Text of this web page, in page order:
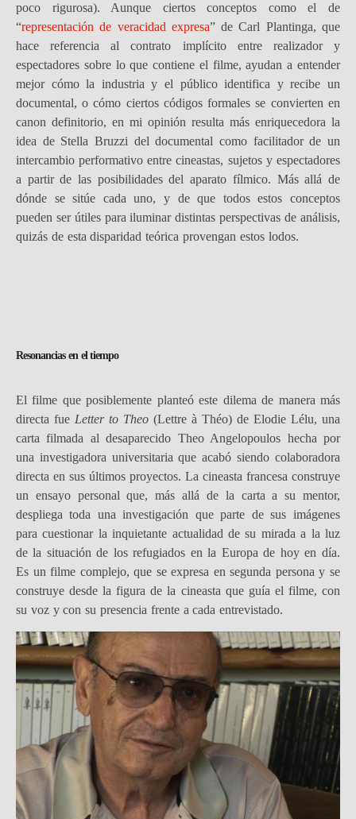
poco rigurosa). Aunque ciertos conceptos como el de
“representación de veracidad expresa” de Carl Plantinga, que
hace referencia al contrato implícito entre realizador y
espectadores sobre lo que contiene el filme, ayudan a entender
mejor cómo la industria y el público identifica y recibe un
documental, o cómo ciertos códigos formales se convierten en
canon definitorio, en mi opinión resulta más enriquecedora la
idea de Stella Bruzzi del documental como facilitador de un
intercambio performativo entre cineastas, sujetos y espectadores
a partir de las posibilidades del aparato fílmico. Más allá de
dónde se sitúe cada uno, y de que todos estos conceptos
pueden ser útiles para iluminar distintas perspectivas de análisis,
quizás de esta disparidad teórica provengan estos lodos.
Resonancias en el tiempo
El filme que posiblemente planteó este dilema de manera más
directa fue Letter to Theo (Lettre à Théo) de Elodie Lélu, una
carta filmada al desaparecido Theo Angelopoulos hecha por
una investigadora universitaria que acabó siendo colaboradora
directa en sus últimos proyectos. La cineasta francesa construye
un ensayo personal que, más allá de la carta a su mentor,
despliega toda una investigación que parte de sus imágenes
para cuestionar la inquietante actualidad de su mirada a la luz
de la situación de los refugiados en la Europa de hoy en día.
Es un filme complejo, que se expresa en segunda persona y se
construye desde la figura de la cineasta que guía el filme, con
su voz y con su presencia frente a cada entrevistado.